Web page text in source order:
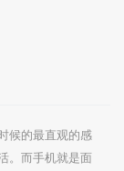
候的最直观的感
。而手机就是面